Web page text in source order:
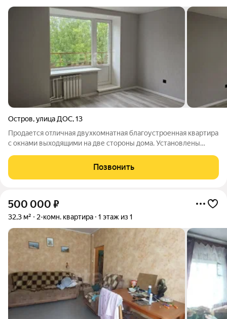
Остров,улица ДОС,13
Продается отличная двухкомнатная благоустроенная квартира
с окнами выходящими на две стороны дома. Установлены
сантехника и электрика. На полу ламинат, в ванной и туалете
кафель. Санузел
Позвонить
500 000 ₽
32,3 м² 2-комн. квартира 1 этаж из 1